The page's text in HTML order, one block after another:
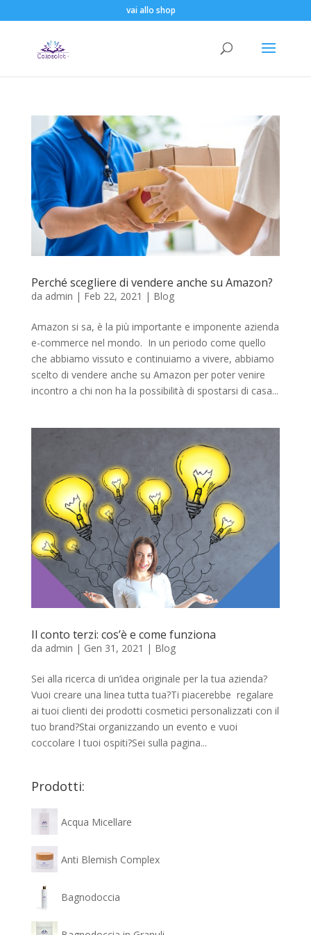
vai allo shop
Perché scegliere di vendere anche su Amazon?
da admin | Feb 22, 2021 | Blog
Amazon si sa, è la più importante e imponente azienda
e-commerce nel mondo. In un periodo come quello
che abbiamo vissuto e continuiamo a vivere, abbiamo
scelto di vendere anche su Amazon per poter venire
incontro a chi non ha la possibilità di spostarsi di casa...
Il conto terzi: cos’è e come funziona
da admin | Gen 31, 2021 | Blog
Sei alla ricerca di un’idea originale per la tua azienda?
Vuoi creare una linea tutta tua?Ti piacerebbe regalare
ai tuoi clienti dei prodotti cosmetici personalizzati con il
tuo brand?Stai organizzando un evento e vuoi
coccolare I tuoi ospiti?Sei sulla pagina...
Prodotti:
Acqua Micellare
Anti Blemish Complex
Bagnodoccia